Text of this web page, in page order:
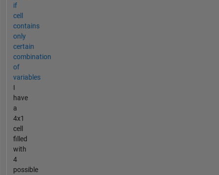
if
cell
contains
only
certain
combination
of
variables
I
have
a
4x1
cell
filled
with
4
possible